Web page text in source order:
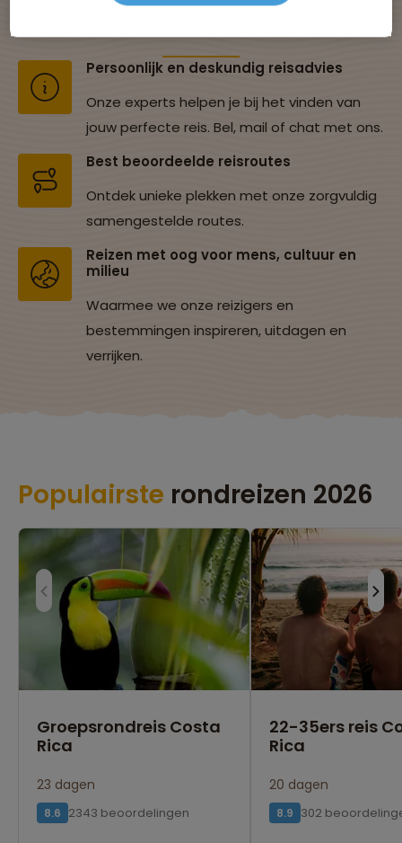
Persoonlijk en deskundig reisadvies
Onze experts helpen je bij het vinden van
jouw perfecte reis. Bel, mail of chat met ons.
Best beoordeelde reisroutes
Ontdek unieke plekken met onze zorgvuldig
samengestelde routes.
Reizen met oog voor mens, cultuur en
milieu
Waarmee we onze reizigers en
bestemmingen inspireren, uitdagen en
verrijken.
Populairste rondreizen 2026
Groepsrondreis Costa
Rica
23 dagen
8.6 2343 beoordelingen
22-35ers reis
Rica
20 dagen
8.9 302